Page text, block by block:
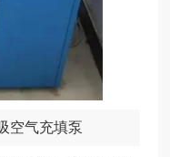
空气充填泵